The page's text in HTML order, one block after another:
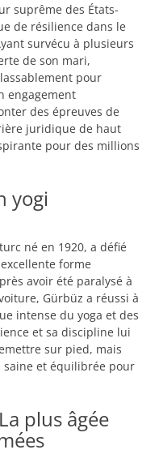
suprême des États-
de résilience dans le
survécu à plusieurs
de son mari,
pour
engagement
des épreuves de
juridique de haut
pour des millions
yogi
né en 1920, a défié
forme
avoir été paralysé à
Gürbüz a réussi à
intense du yoga et des
et sa discipline lui
sur pied, mais
saine et équilibrée pour
plus âgée